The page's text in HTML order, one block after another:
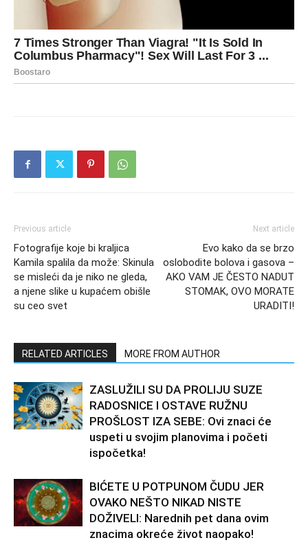
Previous article
Fotografije koje bi kraljica
Kamila spalila da može: Skinula
se misleći da je niko ne gleda,
a njene slike u kupaćem obišle
su ceo svet
Next article
Evo kako da se brzo
oslobodite bolova i gasova –
AKO VAM JE ČESTO NADUT
STOMAK, OVO MORATE
URADITI!
RELATED ARTICLES MORE FROM AUTHOR
ZASLUŽILI SU DA PROLIJU SUZE
RADOSNICE I OSTAVE RUŽNU
PROŠLOST IZA SEBE: Ovi znaci će
uspeti u svojim planovima i početi
ispočetka!
BIĆETE U POTPUNOM ČUDU JER
OVAKO NEŠTO NIKAD NISTE
DOŽIVELI: Narednih pet dana ovim
znacima okreće život naopako!